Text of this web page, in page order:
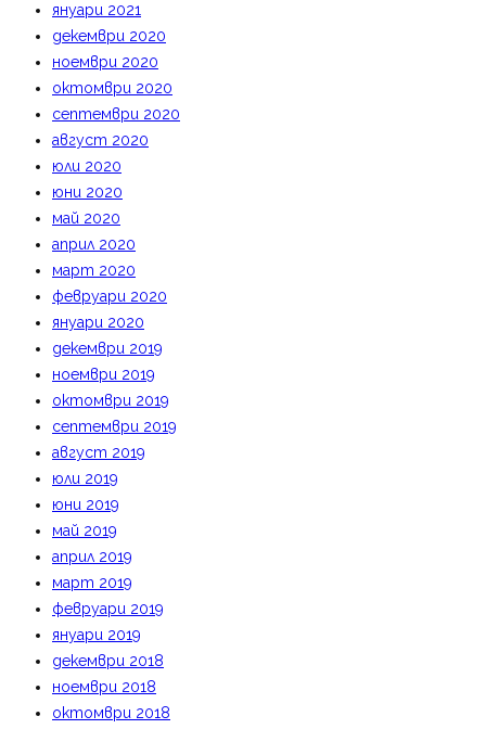
януари 2021
декември 2020
ноември 2020
октомври 2020
септември 2020
август 2020
юли 2020
юни 2020
май 2020
април 2020
март 2020
февруари 2020
януари 2020
декември 2019
ноември 2019
октомври 2019
септември 2019
август 2019
юли 2019
юни 2019
май 2019
април 2019
март 2019
февруари 2019
януари 2019
декември 2018
ноември 2018
октомври 2018